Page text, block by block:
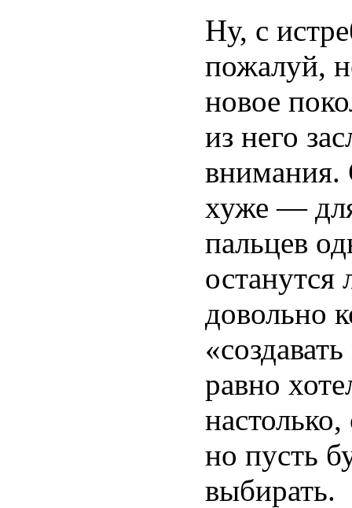
Ну, с
пожалуй,
новое
из него
внимания.
хуже — для
пальцев
довольно
равно
но пусть
выбирать.